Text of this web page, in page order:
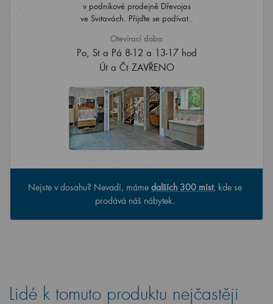
v podnikové prodejně Dřevojas
ve Svitavách. Přijďte se podívat..
Otevírací doba
Po, St a Pá 8-12 a 13-17 hod
Út a Čt ZAVŘENO
Nejste v dosahu? Nevadí, máme dalších 300 míst, kde se
prodává náš nábytek.
Lidé k tomuto produktu nejčastěji